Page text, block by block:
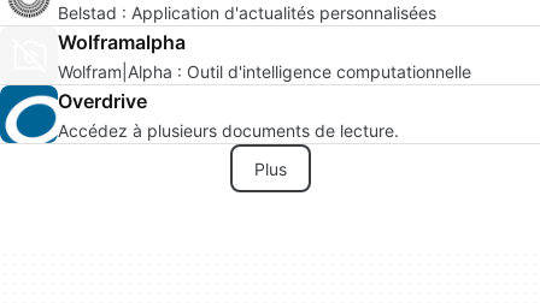
Belstad : Application d'actualités personnalisées
Wolframalpha
Wolfram|Alpha : Outil d'intelligence computationnelle
Overdrive
Accédez à plusieurs documents de lecture.
Plus